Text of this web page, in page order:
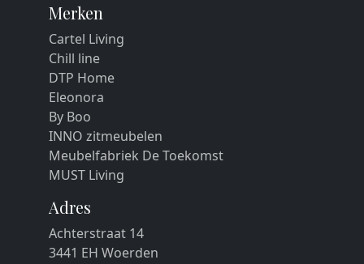
Merken
Cartel Living
Chill line
DTP Home
Eleonora
By Boo
INNO zitmeubelen
Meubelfabriek De Toekomst
MUST Living
Adres
Achterstraat 14
3441 EH Woerden